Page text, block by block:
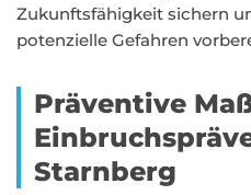
Zukunftsfähigkeit sichern
potenzielle Gefahren
Präventive
Starnberg